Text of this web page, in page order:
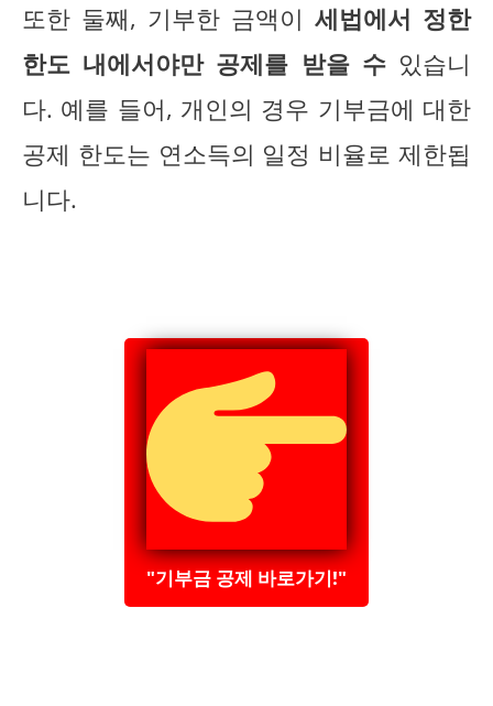
또한 둘째, 기부한 금액이 세법에서 정한
한도 내에서야만 공제를 받을 수있습니
다. 예를 들어, 개인의 경우 기부금에 대한
공제 한도는 연소득의 일정 비율로 제한됩
니다.
"기부금 공제 바로가기!"